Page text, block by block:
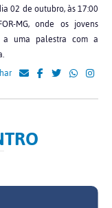
02 de outubro, às 17:00
MG, onde os jovens
a uma palestra com a